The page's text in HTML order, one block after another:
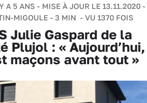
A 5 ANS - MISE À JOUR LE 13.11.2020 -
MIGOULE - 3 MIN - VU 1370 FOIS
Julie Gaspard de la
Plujol : « Aujourd’hui,
maçons avant tout »